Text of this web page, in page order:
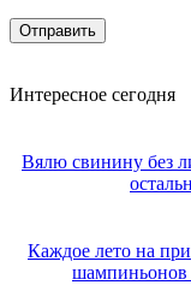
Интересное сегодня
Вялю свинину без
Каждое лето на
шампиньонов